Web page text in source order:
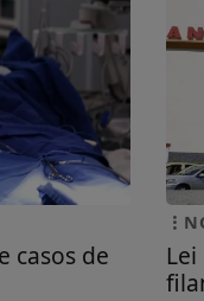
casos de